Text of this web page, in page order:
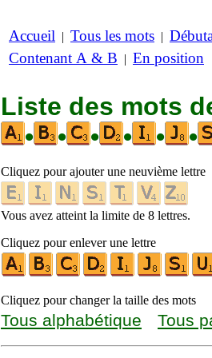
Accueil | Tous les mots |
Contenant A & B | En position
Liste des mots
•
• • • • •
Cliquez pour ajouter une neuvième lettre
Vous avez atteint la limite de 8 lettres.
Cliquez pour enlever une lettre
Cliquez pour changer la taille des mots
Tous alphabétique Tous